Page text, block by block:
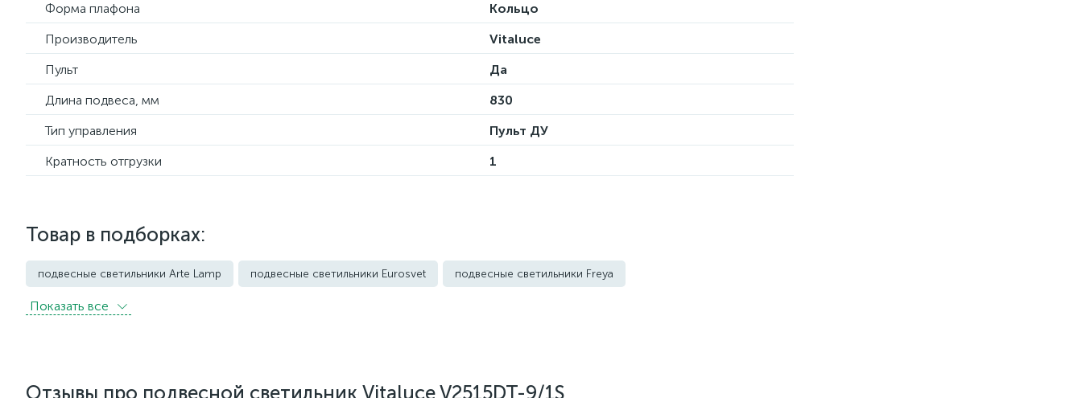
Форма плафона
Кольцо
Производитель
Vitaluce
Пульт
Да
Длина подвеса, мм
830
Тип управления
Пульт ДУ
Кратность отгрузки
1
Товар в подборках:
подвесные светильники Arte Lamp подвесные светильники Eurosvet подвесные светильники Freya
подвесные светильники Imperium Loft
Показать всe
Отзывы про подвесной светильник Vitaluce V2515DT-9/1S